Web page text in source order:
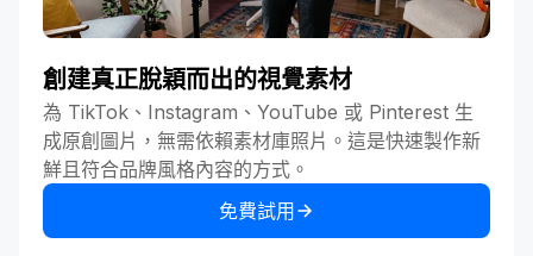
創建真正脫穎而出的視覺素材
為 TikTok、Instagram、YouTube 或 Pinterest 生
成原創圖片，無需依賴素材庫照片。這是快速製作新
鮮且符合品牌風格內容的方式。
免費試用